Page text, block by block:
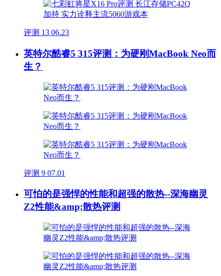
评测 13 06.23
英特尔酷睿5 315评测：为硬刚MacBook Neo而
生？
评测 9 07.01
可怕的是强悍的性能和超强的散热--深海幽灵
Z2性能&amp;散热评测